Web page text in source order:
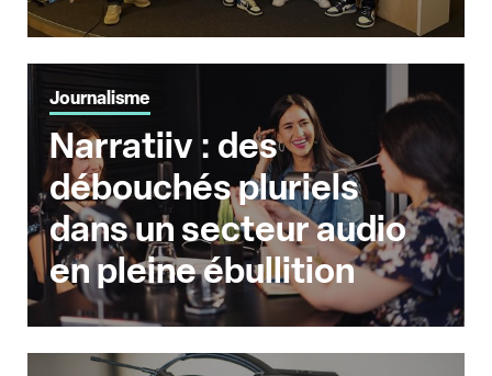
Journalisme
Narratiiv : des
débouchés pluriels
dans un secteur audio
en pleine ébullition